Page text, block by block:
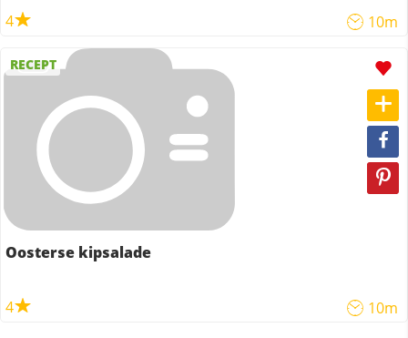
4 10m
RECEPT
Oosterse kipsalade
4 10m